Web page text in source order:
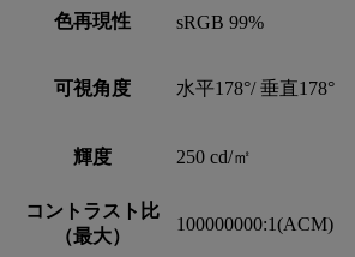
色再現性 sRGB 99%
可視角度 水平178°/ 垂直178°
輝度 250 cd/㎡
コントラスト比
（最大）
100000000:1(ACM)